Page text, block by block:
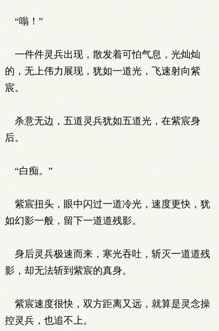
“嗡！”
一件件灵兵出现，散发着可怕气息，光灿灿
的，无上伟力展现，犹如一道光，飞速射向紫
宸。
杀意无边，五道灵兵犹如五道光，在紫宸身
后。
“白痴。”
紫宸扭头，眼中闪过一道冷光，速度更快，犹
如幻影一般，留下一道道残影。
身后灵兵极速而来，寒光吞吐，斩灭一道道残
影，却无法斩到紫宸的真身。
紫宸速度很快，双方距离又远，就算是灵念操
控灵兵，也追不上。